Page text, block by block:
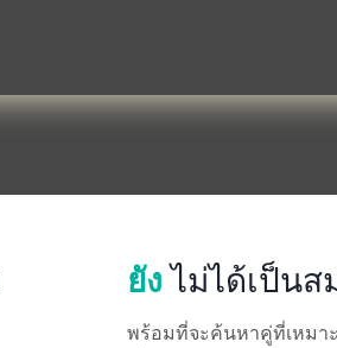
ยังไม่ได้เป็นส
พร้อมที่จะค้นหาคู่ที่เหมา